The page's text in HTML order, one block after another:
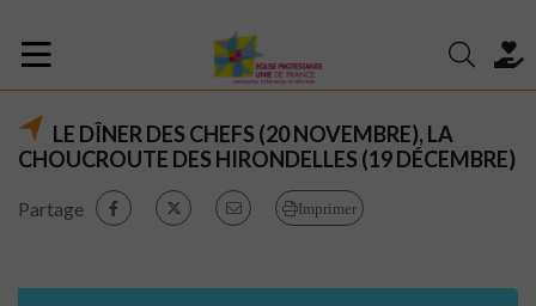
LE DÎNER DES CHEFS (20 NOVEMBRE), LA
CHOUCROUTE DES HIRONDELLES (19 DÉCEMBRE)
Partage Imprimer